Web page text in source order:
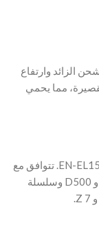
الزائد وارتفاع
مما يحمي
‫- بديل مثالي لبطاريات EN-EL15 و EN-EL15a و EN-EL15b. تتوافق مع
مجموعة ضخمة من الكاميرات مثل D750 و D850 و D500 وسلسلة